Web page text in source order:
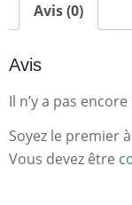
Avis (0)
Avis
Il n’y a pas encore
Soyez le premier
Vous devez être